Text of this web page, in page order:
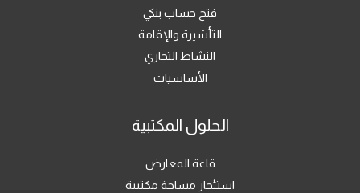
فتح حساب بنكي
التأشيرة والإقامة
النشاط التجاري
الأساسيات
الحلول المكتبية
قاعة المعارض
استئجار مساحة مكتبية